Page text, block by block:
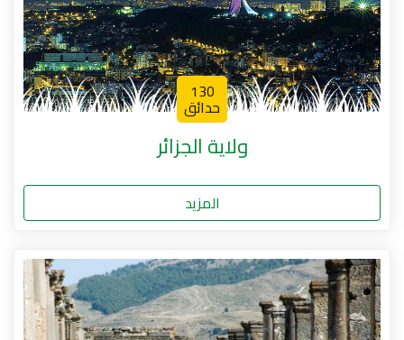
130
حدائق
ولاية الجزائر
المزيد